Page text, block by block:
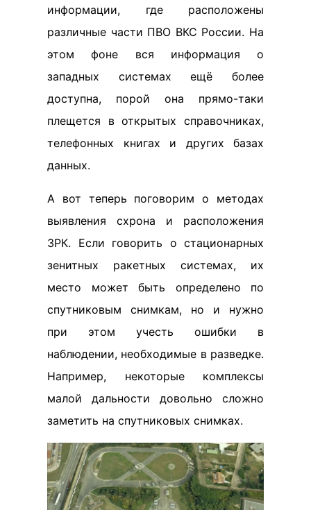
информации, где расположены
различные части ПВО ВКС России. На
этом фоне вся информация о
западных системах ещё более
доступна, порой она прямо-таки
плещется в открытых справочниках,
телефонных книгах и других базах
данных.
А вот теперь поговорим о методах
выявления схрона и расположения
ЗРК. Если говорить о стационарных
зенитных ракетных системах, их
место может быть определено по
спутниковым снимкам, но и нужно
при этом учесть ошибки в
наблюдении, необходимые в разведке.
Например, некоторые комплексы
малой дальности довольно сложно
заметить на спутниковых снимках.